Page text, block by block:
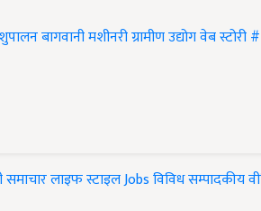
बागवानीमशीनरीग्रामीण उद्योगवेब स्टोरी
लाइफ स्टाइलJobsविविधसम्पादकीय